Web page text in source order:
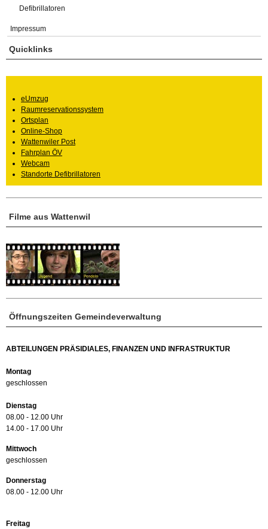
Defibrillatoren
Impressum
Öffnungszeiten Gemeindeverwaltung
ABTEILUNGEN PRÄSIDIALES, FINANZEN UND INFRASTRUKTUR
Montag
geschlossen
Dienstag
08.00 - 12.00 Uhr
14.00 - 17.00 Uhr
Mittwoch
geschlossen
Donnerstag
08.00 - 12.00 Uhr
Freitag
Filme aus Wattenwil
Quicklinks
eUmzug
Raumreservationssystem
Ortsplan
Online-Shop
Wattenwiler Post
Fahrplan ÖV
Webcam
Standorte Defibrillatoren